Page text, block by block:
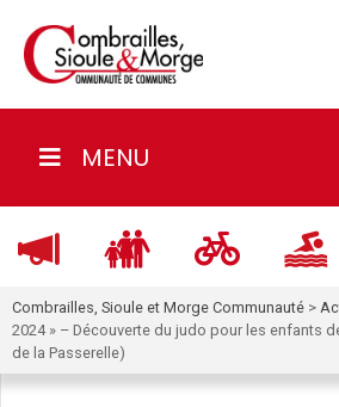
MENU
Combrailles, Sioule et Morge Communauté >
2024 » – Découverte du judo pour les enfants
de la Passerelle)